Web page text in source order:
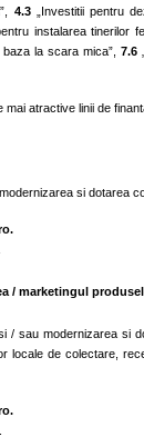
”, 4.3„Investitii pentru
instalarea tinerilor
la scara mica”, 7.6
atractive linii de
si dotarea
/ marketingul
/ sau modernizarea si
locale de colectare,